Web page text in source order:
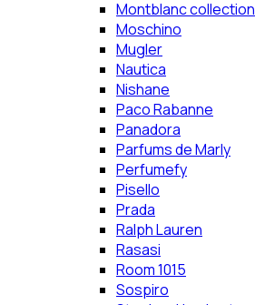
Montblanc collection
Moschino
Mugler
Nautica
Nishane
Paco Rabanne
Panadora
Parfums de Marly
Perfumefy
Pisello
Prada
Ralph Lauren
Rasasi
Room 1015
Sospiro